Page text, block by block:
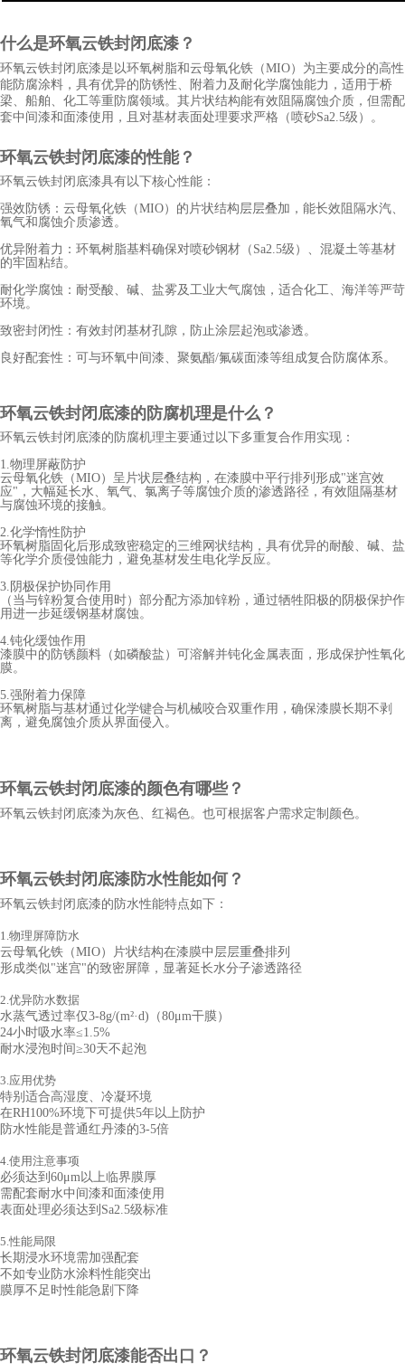
什么是环氧云铁封闭底漆？
环氧云铁封闭底漆是以环氧树脂和云母氧化铁（MIO）为主要成分的高性
能防腐涂料，具有优异的防锈性、附着力及耐化学腐蚀能力，适用于桥
梁、船舶、化工等重防腐领域。其片状结构能有效阻隔腐蚀介质，但需配
套中间漆和面漆使用，且对基材表面处理要求严格（喷砂Sa2.5级）。
环氧云铁封闭底漆的性能？
环氧云铁封闭底漆具有以下核心性能：
强效防锈：云母氧化铁（MIO）的片状结构层层叠加，能长效阻隔水汽、
氧气和腐蚀介质渗透。
优异附着力：环氧树脂基料确保对喷砂钢材（Sa2.5级）、混凝土等基材
的牢固粘结。
耐化学腐蚀：耐受酸、碱、盐雾及工业大气腐蚀，适合化工、海洋等严苛
环境。
致密封闭性：有效封闭基材孔隙，防止涂层起泡或渗透。
良好配套性：可与环氧中间漆、聚氨酯/氟碳面漆等组成复合防腐体系。
环氧云铁封闭底漆的防腐机理是什么？
环氧云铁封闭底漆的防腐机理主要通过以下多重复合作用实现：
1.物理屏蔽防护
云母氧化铁（MIO）呈片状层叠结构，在漆膜中平行排列形成"迷宫效
应"，大幅延长水、氧气、氯离子等腐蚀介质的渗透路径，有效阻隔基材
与腐蚀环境的接触。
2.化学惰性防护
环氧树脂固化后形成致密稳定的三维网状结构，具有优异的耐酸、碱、盐
等化学介质侵蚀能力，避免基材发生电化学反应。
3.阴极保护协同作用
（当与锌粉复合使用时）部分配方添加锌粉，通过牺牲阳极的阴极保护作
用进一步延缓钢基材腐蚀。
4.钝化缓蚀作用
漆膜中的防锈颜料（如磷酸盐）可溶解并钝化金属表面，形成保护性氧化
膜。
5.强附着力保障
环氧树脂与基材通过化学键合与机械咬合双重作用，确保漆膜长期不剥
离，避免腐蚀介质从界面侵入。
环氧云铁封闭底漆的颜色有哪些？
环氧云铁封闭底漆为灰色、红褐色。也可根据客户需求定制颜色。
环氧云铁封闭底漆防水性能如何？
环氧云铁封闭底漆的防水性能特点如下：
1.物理屏障防水
云母氧化铁（MIO）片状结构在漆膜中层层重叠排列
形成类似"迷宫"的致密屏障，显著延长水分子渗透路径
2.优异防水数据
水蒸气透过率仅3-8g/(m²·d)（80μm干膜）
24小时吸水率≤1.5%
耐水浸泡时间≥30天不起泡
3.应用优势
特别适合高湿度、冷凝环境
在RH100%环境下可提供5年以上防护
防水性能是普通红丹漆的3-5倍
4.使用注意事项
必须达到60μm以上临界膜厚
需配套耐水中间漆和面漆使用
表面处理必须达到Sa2.5级标准
5.性能局限
长期浸水环境需加强配套
不如专业防水涂料性能突出
膜厚不足时性能急剧下降
环氧云铁封闭底漆能否出口？